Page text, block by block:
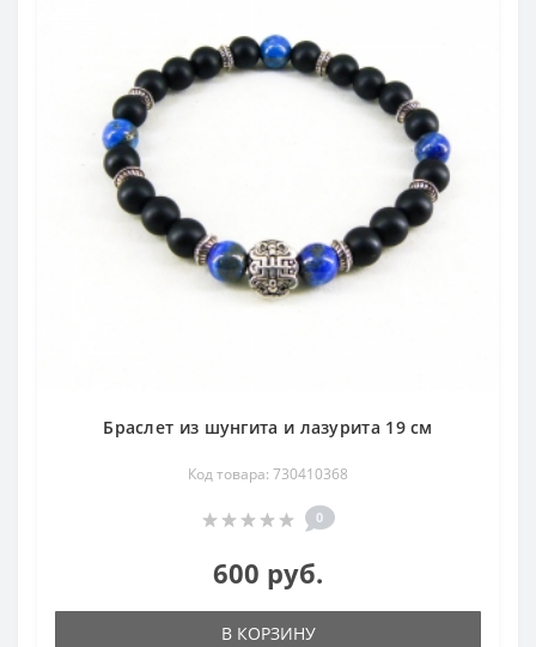
Браслет из шунгита и лазурита 19 см
Код товара: 730410368
0
600 руб.
В КОРЗИНУ